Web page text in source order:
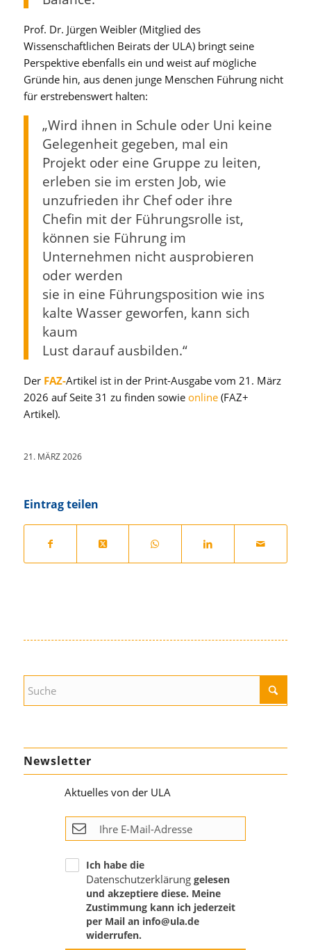
Prof. Dr. Jürgen Weibler (Mitglied des
Wissenschaftlichen Beirats der ULA) bringt seine
Perspektive ebenfalls ein und weist auf mögliche
Gründe hin, aus denen junge Menschen Führung nicht
für erstrebenswert halten:
„Wird ihnen in Schule oder Uni keine
Gelegenheit gegeben, mal ein
Projekt oder eine Gruppe zu leiten,
erleben sie im ersten Job, wie
unzufrieden ihr Chef oder ihre
Chefin mit der Führungsrolle ist,
können sie Führung im
Unternehmen nicht ausprobieren
oder werden
sie in eine Führungsposition wie ins
kalte Wasser geworfen, kann sich
kaum
Lust darauf ausbilden.“
Der FAZ-Artikel ist in der Print-Ausgabe vom 21. März
2026 auf Seite 31 zu finden sowie online(FAZ+
Artikel).
21. MÄRZ 2026
Eintrag teilen
Newsletter
Aktuelles von der ULA
Ich habe die
Datenschutzerklärung gelesen
und akzeptiere diese. Meine
Zustimmung kann ich jederzeit
per Mail an info@ula.de
widerrufen.